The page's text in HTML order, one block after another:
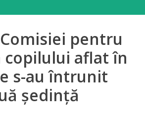
Servicii
pentru
aflat în
s-au întrunit
ședință